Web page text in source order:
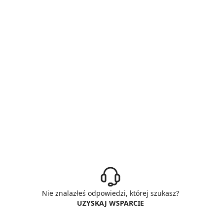
Nie znalazłeś odpowiedzi, której szukasz?
UZYSKAJ WSPARCIE